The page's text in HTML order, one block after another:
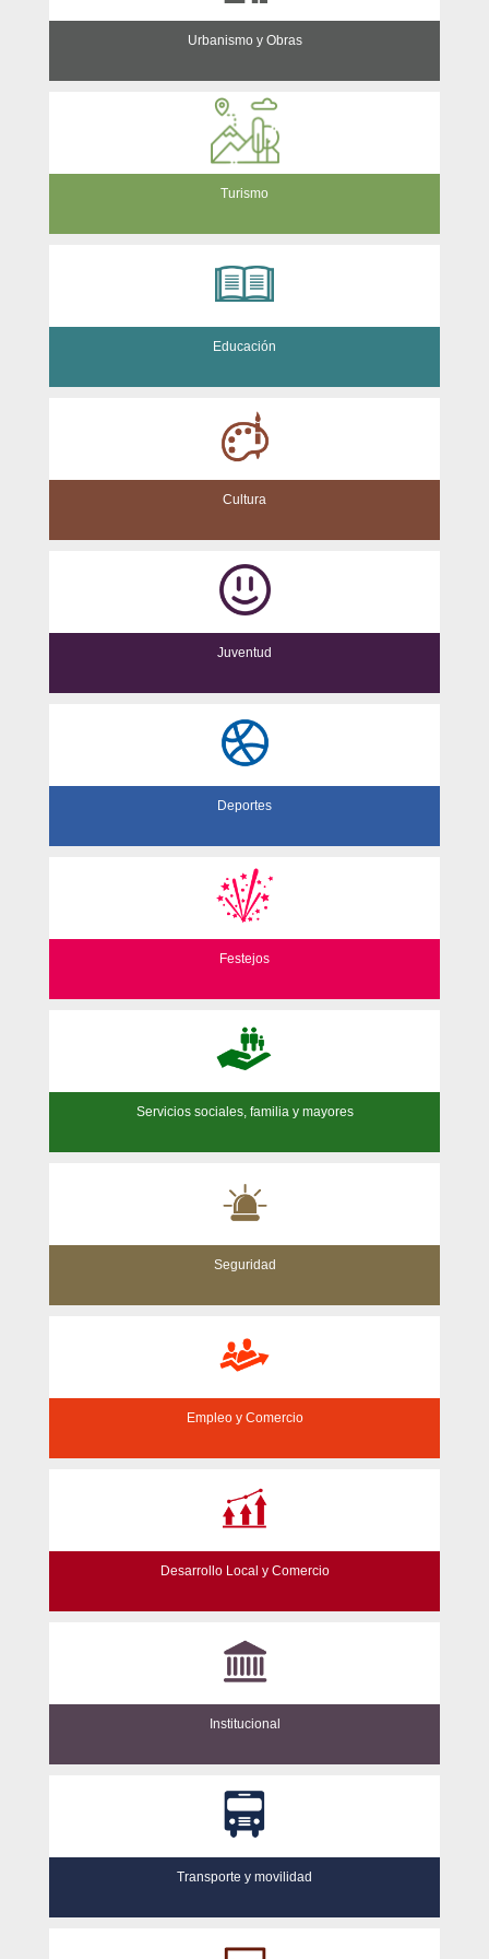
Urbanismo y Obras
Turismo
Educación
Cultura
Juventud
Deportes
Festejos
Servicios sociales, familia y mayores
Seguridad
Empleo y Comercio
Desarrollo Local y Comercio
Institucional
Transporte y movilidad